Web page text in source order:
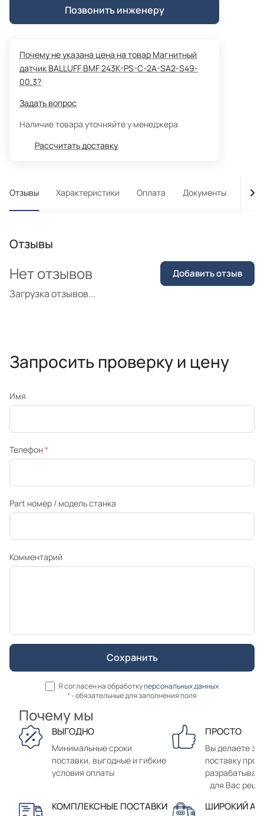
Позвонить инженеру
Почему не указана цена на товар Магнитный
датчик BALLUFF BMF 243K-PS-C-2A-SA2-S49-
00,3?
Задать вопрос
Наличие товара уточняйте у менеджера
Рассчитать доставку
Отзывы Характеристики Оплата Документы
Отзывы
Загрузка отзывов...
Нет отзывов Добавить отзыв
Запросить проверку и цену
Имя
Телефон*
Part номер / модель станка
Комментарий
Я согласен на обработкуперсональных данных
*- обязательные для заполнения поля
Почему мы
ВЫГОДНО
Минимальные сроки
поставки, выгодные и гибкие
условия оплаты
ПРОСТО
Вы делаете
поставку
для Вас
КОМПЛЕКСНЫЕ ПОСТАВКИ ШИРОКИЙ